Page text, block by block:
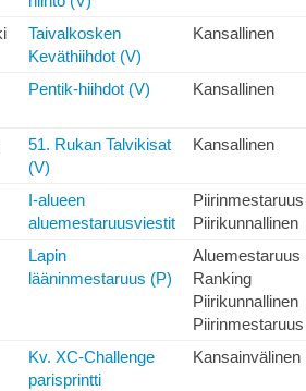
Taivalkosken
Keväthiihdot (V)
Kansallinen
Pentik-hiihdot (V) Kansallinen
51. Rukan Talvikisat
(V)
Kansallinen
I-alueen
aluemestaruusviestit
Piirinmestaruus
Piirikunnallinen
Lapin
lääninmestaruus (P)
Aluemestaruus
Ranking
Piirikunnallinen
Piirinmestaruus
Kv. XC-Challenge
parisprintti
Kansainvälinen